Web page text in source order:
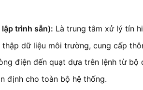
trình sẵn): Là trung tâm xử lý tín
thập dữ liệu môi trường, cung cấp
điện đến quạt dựa trên lệnh từ bộ
định cho toàn bộ hệ thống.